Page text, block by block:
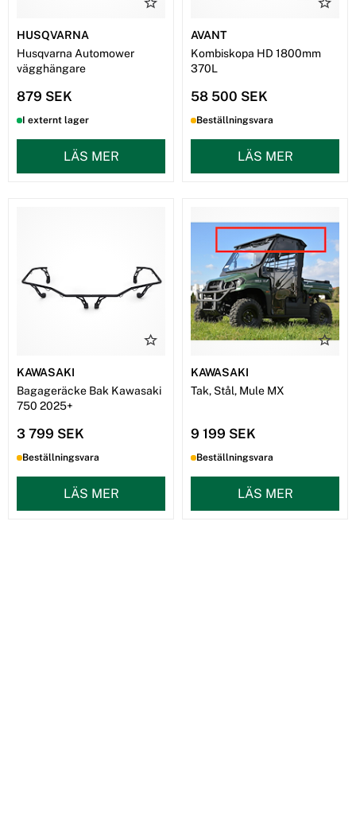
HUSQVARNA
Husqvarna Automower
vägghängare
879 SEK
I externt lager
LÄS MER
AVANT
Kombiskopa HD 1800mm
370L
58 500 SEK
Beställningsvara
LÄS MER
KAWASAKI
Bagageräcke Bak Kawasaki
750 2025+
3 799 SEK
Beställningsvara
LÄS MER
KAWASAKI
Tak, Stål, Mule MX
9 199 SEK
Beställningsvara
LÄS MER